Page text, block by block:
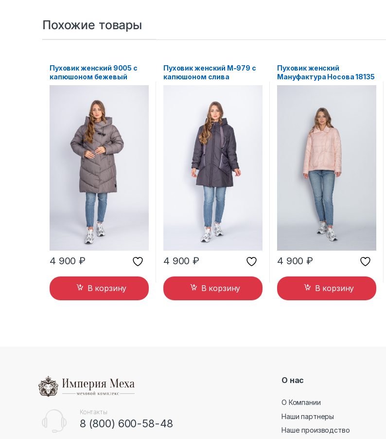
Похожие товары
Пуховик женский 9005 с
капюшоном бежевый
4 900₽
В корзину
Пуховик женский М-979 с
капюшоном слива
4 900₽
В корзину
Пуховик женский
Мануфактура Носова 18135
розовый
4 900₽
В корзину
Контакты
8 (800) 600-58-48
О нас
О Компании
Наши партнеры
Наше производство